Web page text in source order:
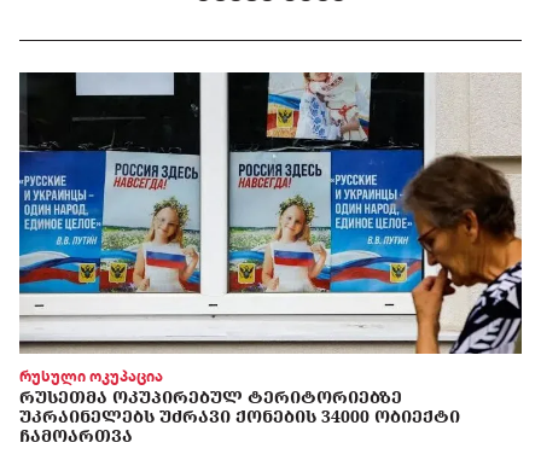
რუსული ოკუპაცია
ᲠᲣᲡᲔᲗᲛᲐ ᲝᲙᲣᲞᲘᲠᲔᲑᲣᲚ ᲢᲔᲠᲘᲢᲝᲠᲘᲔᲑᲖᲔ
ᲣᲙᲠᲐᲘᲜᲔᲚᲔᲑᲡ ᲣᲫᲠᲐᲕᲘ ᲥᲝᲜᲔᲑᲘᲡ 34000 ᲝᲑᲘᲔᲥᲢᲘ
ᲩᲐᲛᲝᲐᲠᲗᲕᲐ